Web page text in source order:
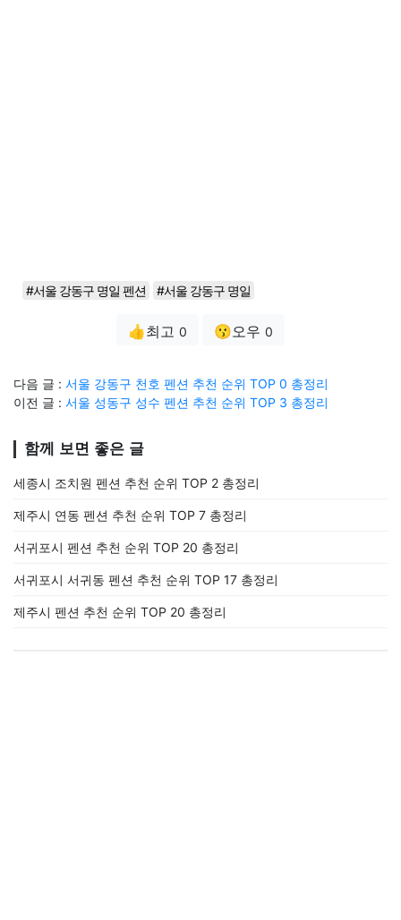
#서울 강동구 명일 펜션 #서울 강동구 명일
👍최고 0 😗오우 0
다음 글 : 서울 강동구 천호 펜션 추천 순위 TOP 0 총정리
이전 글 : 서울 성동구 성수 펜션 추천 순위 TOP 3 총정리
함께 보면 좋은 글
세종시 조치원 펜션 추천 순위 TOP 2 총정리
제주시 연동 펜션 추천 순위 TOP 7 총정리
서귀포시 펜션 추천 순위 TOP 20 총정리
서귀포시 서귀동 펜션 추천 순위 TOP 17 총정리
제주시 펜션 추천 순위 TOP 20 총정리